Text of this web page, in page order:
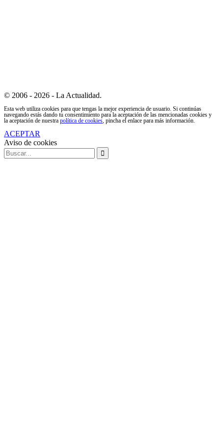
© 2006 - 2026 - La Actualidad.
Esta web utiliza cookies para que tengas la mejor experiencia de usuario. Si continúas
navegando estás dando tu consentimiento para la aceptación de las mencionadas cookies y
la aceptación de nuestra política de cookies, pincha el enlace para más información.
ACEPTAR
Aviso de cookies